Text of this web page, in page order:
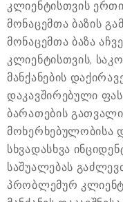
კლიენტისთვის
მონაცემთა ბაზის
მონაცემთა ბაზა
კლიენტისთვის,
მანქანების
დაკავშირებული
ბარათების
მოხერხებულობისა
სხვადასხვა
საშუალებას
პრობლემურ